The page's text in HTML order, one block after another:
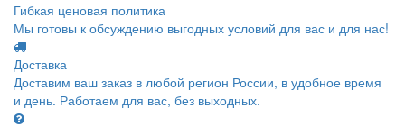
Гибкая ценовая политика
Мы готовы к обсуждению выгодных условий для вас и для нас!
Доставка
Доставим ваш заказ в любой регион России, в удобное время
и день. Работаем для вас, без выходных.